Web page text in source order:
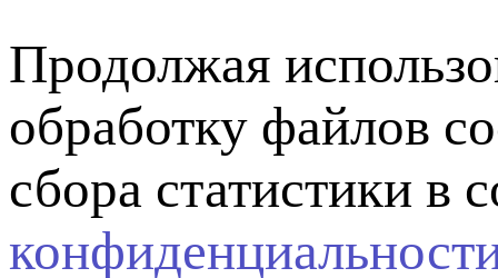
Продолжая
обработку файлов
сбора статистики в